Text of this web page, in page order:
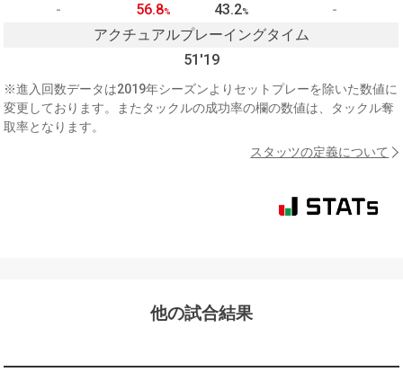
-
56.8% 43.2%
-
アクチュアルプレーイングタイム
51'19
※進入回数データは2019年シーズンよりセットプレーを除いた数値に
変更しております。またタックルの成功率の欄の数値は、タックル奪
取率となります。
スタッツの定義について
他の試合結果